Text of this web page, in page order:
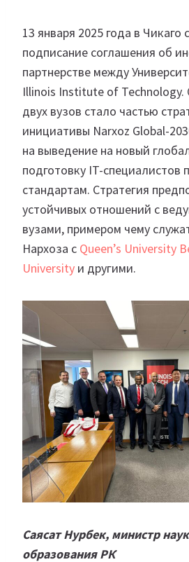
13 января 2025 года в Чикаго
подписание соглашения об
партнерстве между
Illinois Institute of Technology.
двух вузов стало частью
инициативы Narxoz Global-
на выведение на новый
подготовку IT-
стандартам. Стратегия
устойчивых отношений с
вузами, примером чему
Нархоза с Queen’s University
University и другими.
Саясат Нурбек, министр
образования РК